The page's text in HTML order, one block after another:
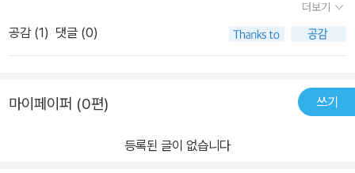
물합니다.어떻게 보면 자신만의 세계에 갖혀 불쌍하게 볼 수도 있겠
지만..벤자민을 들여다 보면.. 그러지가 않네요.좋아했던 물건, 소중한
물건, 의미없던 물건들을 죄다 한번 씩 선물하면서..다시 한번 더 애착
었을 때 마지막 선물은 집이네요..이제 더 이상 벤자민은 생일선물 놀
를 다 되짚어 봤으니까요..참으로 풍요로와 보이는 삶입니다. 갑자기
더보기
공감 (1) 댓글 (0)
마이페이퍼 (0편) 쓰기
등록된 글이 없습니다